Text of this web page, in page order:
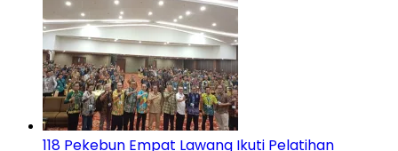
118 Pekebun Empat Lawang Ikuti Pelatihan